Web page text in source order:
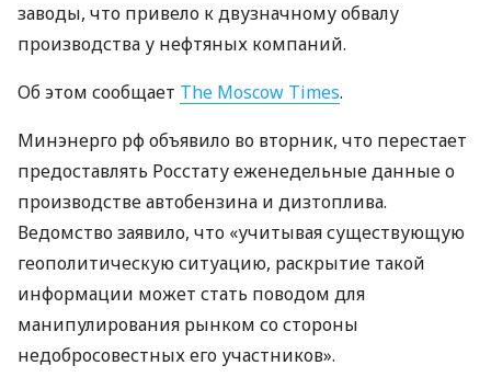
заводы, что привело к двузначному обвалу
производства у нефтяных компаний.
Об этом сообщает The Moscow Times.
Минэнерго рф объявило во вторник, что перестает
предоставлять Росстату еженедельные данные о
производстве автобензина и дизтоплива.
Ведомство заявило, что «учитывая существующую
геополитическую ситуацию, раскрытие такой
информации может стать поводом для
манипулирования рынком со стороны
недобросовестных его участников».